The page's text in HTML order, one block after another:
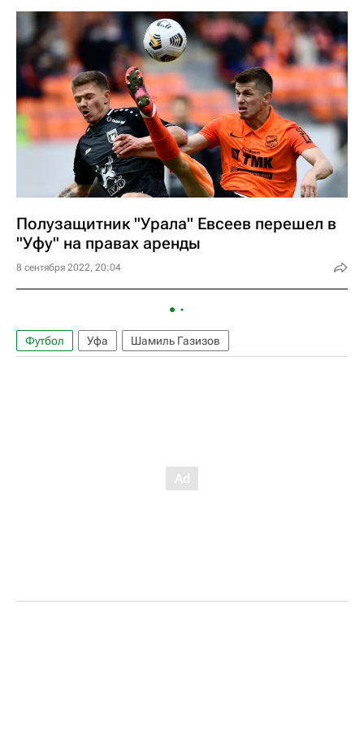
Полузащитник "Урала" Евсеев перешел в
"Уфу" на правах аренды
8 сентября 2022, 20:04
Футбол Уфа Шамиль Газизов